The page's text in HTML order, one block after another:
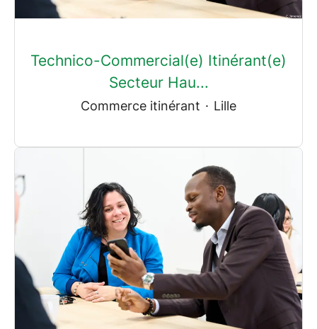
Technico-Commercial(e) Itinérant(e)
Secteur Hau...
Commerce itinérant · Lille